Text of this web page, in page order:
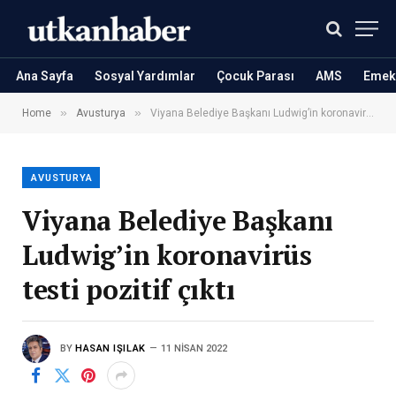
Ana Sayfa Sosyal Yardımlar Çocuk Parası AMS
Home » Avusturya » Viyana Belediye Başkanı Ludwig’in koronavirüs testi pozitif çıktı
AVUSTURYA
Viyana Belediye Başkanı
Ludwig’in koronavirüs
testi pozitif çıktı
BY HASAN IŞILAK 11 NISAN 2022